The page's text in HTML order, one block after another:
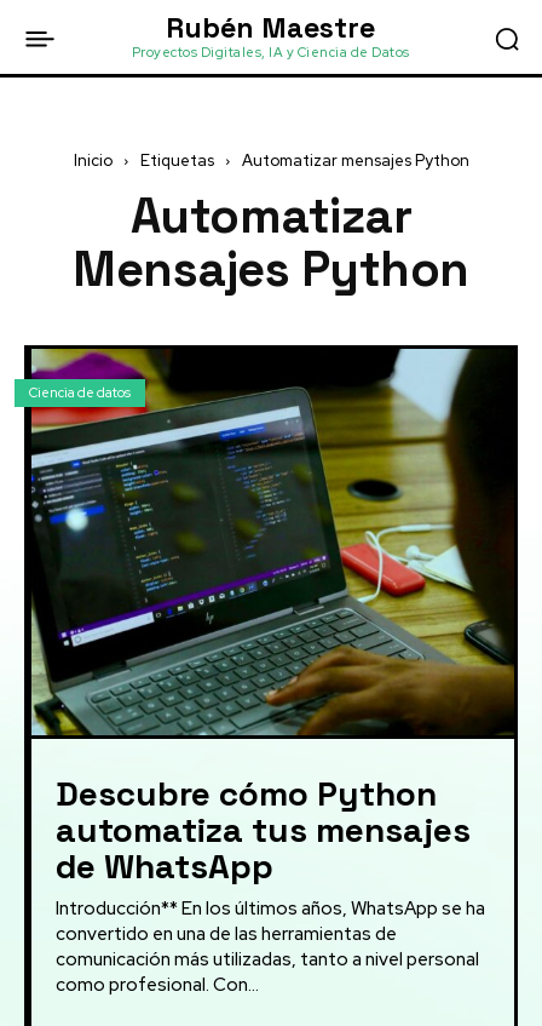
Rubén Maestre
Proyectos Digitales, IA y Ciencia de Datos
Inicio Etiquetas Automatizar mensajes Python
Automatizar
Mensajes Python
Ciencia de datos
Descubre cómo Python
automatiza tus mensajes
de WhatsApp
Introducción** En los últimos años, WhatsApp se ha
convertido en una de las herramientas de
comunicación más utilizadas, tanto a nivel personal
como profesional. Con...